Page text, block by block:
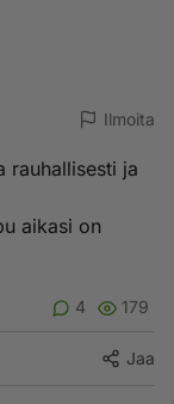
Ilmoita
rauhallisesti ja
aikasi on
4 179
Jaa